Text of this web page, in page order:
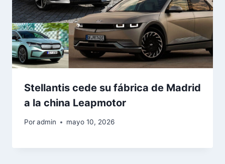
Stellantis cede su fábrica de Madrid
a la china Leapmotor
Poradmin mayo 10, 2026